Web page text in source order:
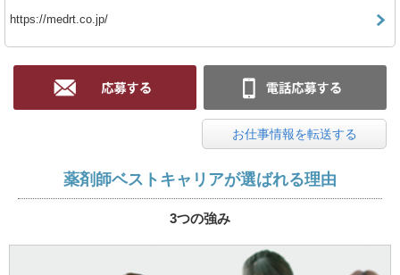
https://medrt.co.jp/
お仕事情報を転送する
薬剤師ベストキャリアが選ばれる理由
3つの強み